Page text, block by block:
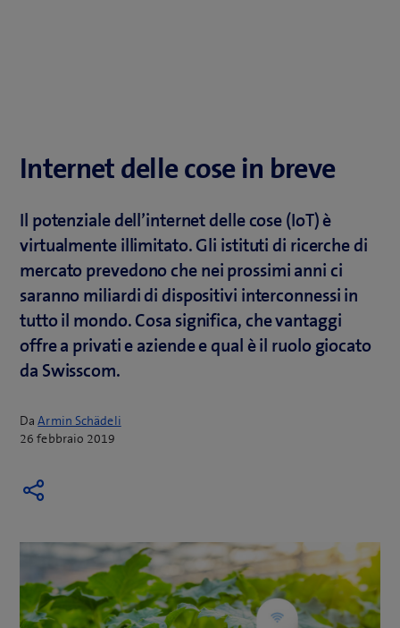
Internet delle cose in breve
Il potenziale dell’internet delle cose (IoT) è
virtualmente illimitato. Gli istituti di ricerche di
mercato prevedono che nei prossimi anni ci
saranno miliardi di dispositivi interconnessi in
tutto il mondo. Cosa significa, che vantaggi
offre a privati e aziende e qual è il ruolo giocato
da Swisscom.
DaArmin Schädeli
26 febbraio 2019